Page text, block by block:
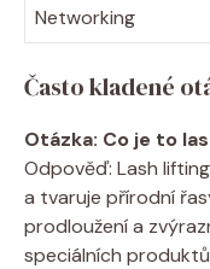
Networking
Často kladené
Otázka: Co je to
Odpověď: Lash
a tvaruje přírodní
prodloužení a
speciálních